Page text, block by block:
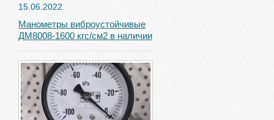
15.06.2022
Манометры виброустойчивые
ДМ8008-1600 кгс/см2 в наличии